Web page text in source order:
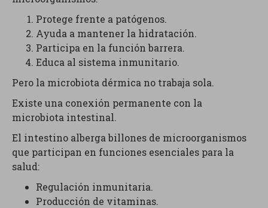
Protege frente a patógenos.
Ayuda a mantener la hidratación.
Participa en la función barrera.
Educa al sistema inmunitario.
Pero la microbiota dérmica no trabaja sola.
Existe una conexión permanente con la
microbiota intestinal.
El intestino alberga billones de microorganismos
que participan en funciones esenciales para la
salud:
Regulación inmunitaria.
Producción de vitaminas.